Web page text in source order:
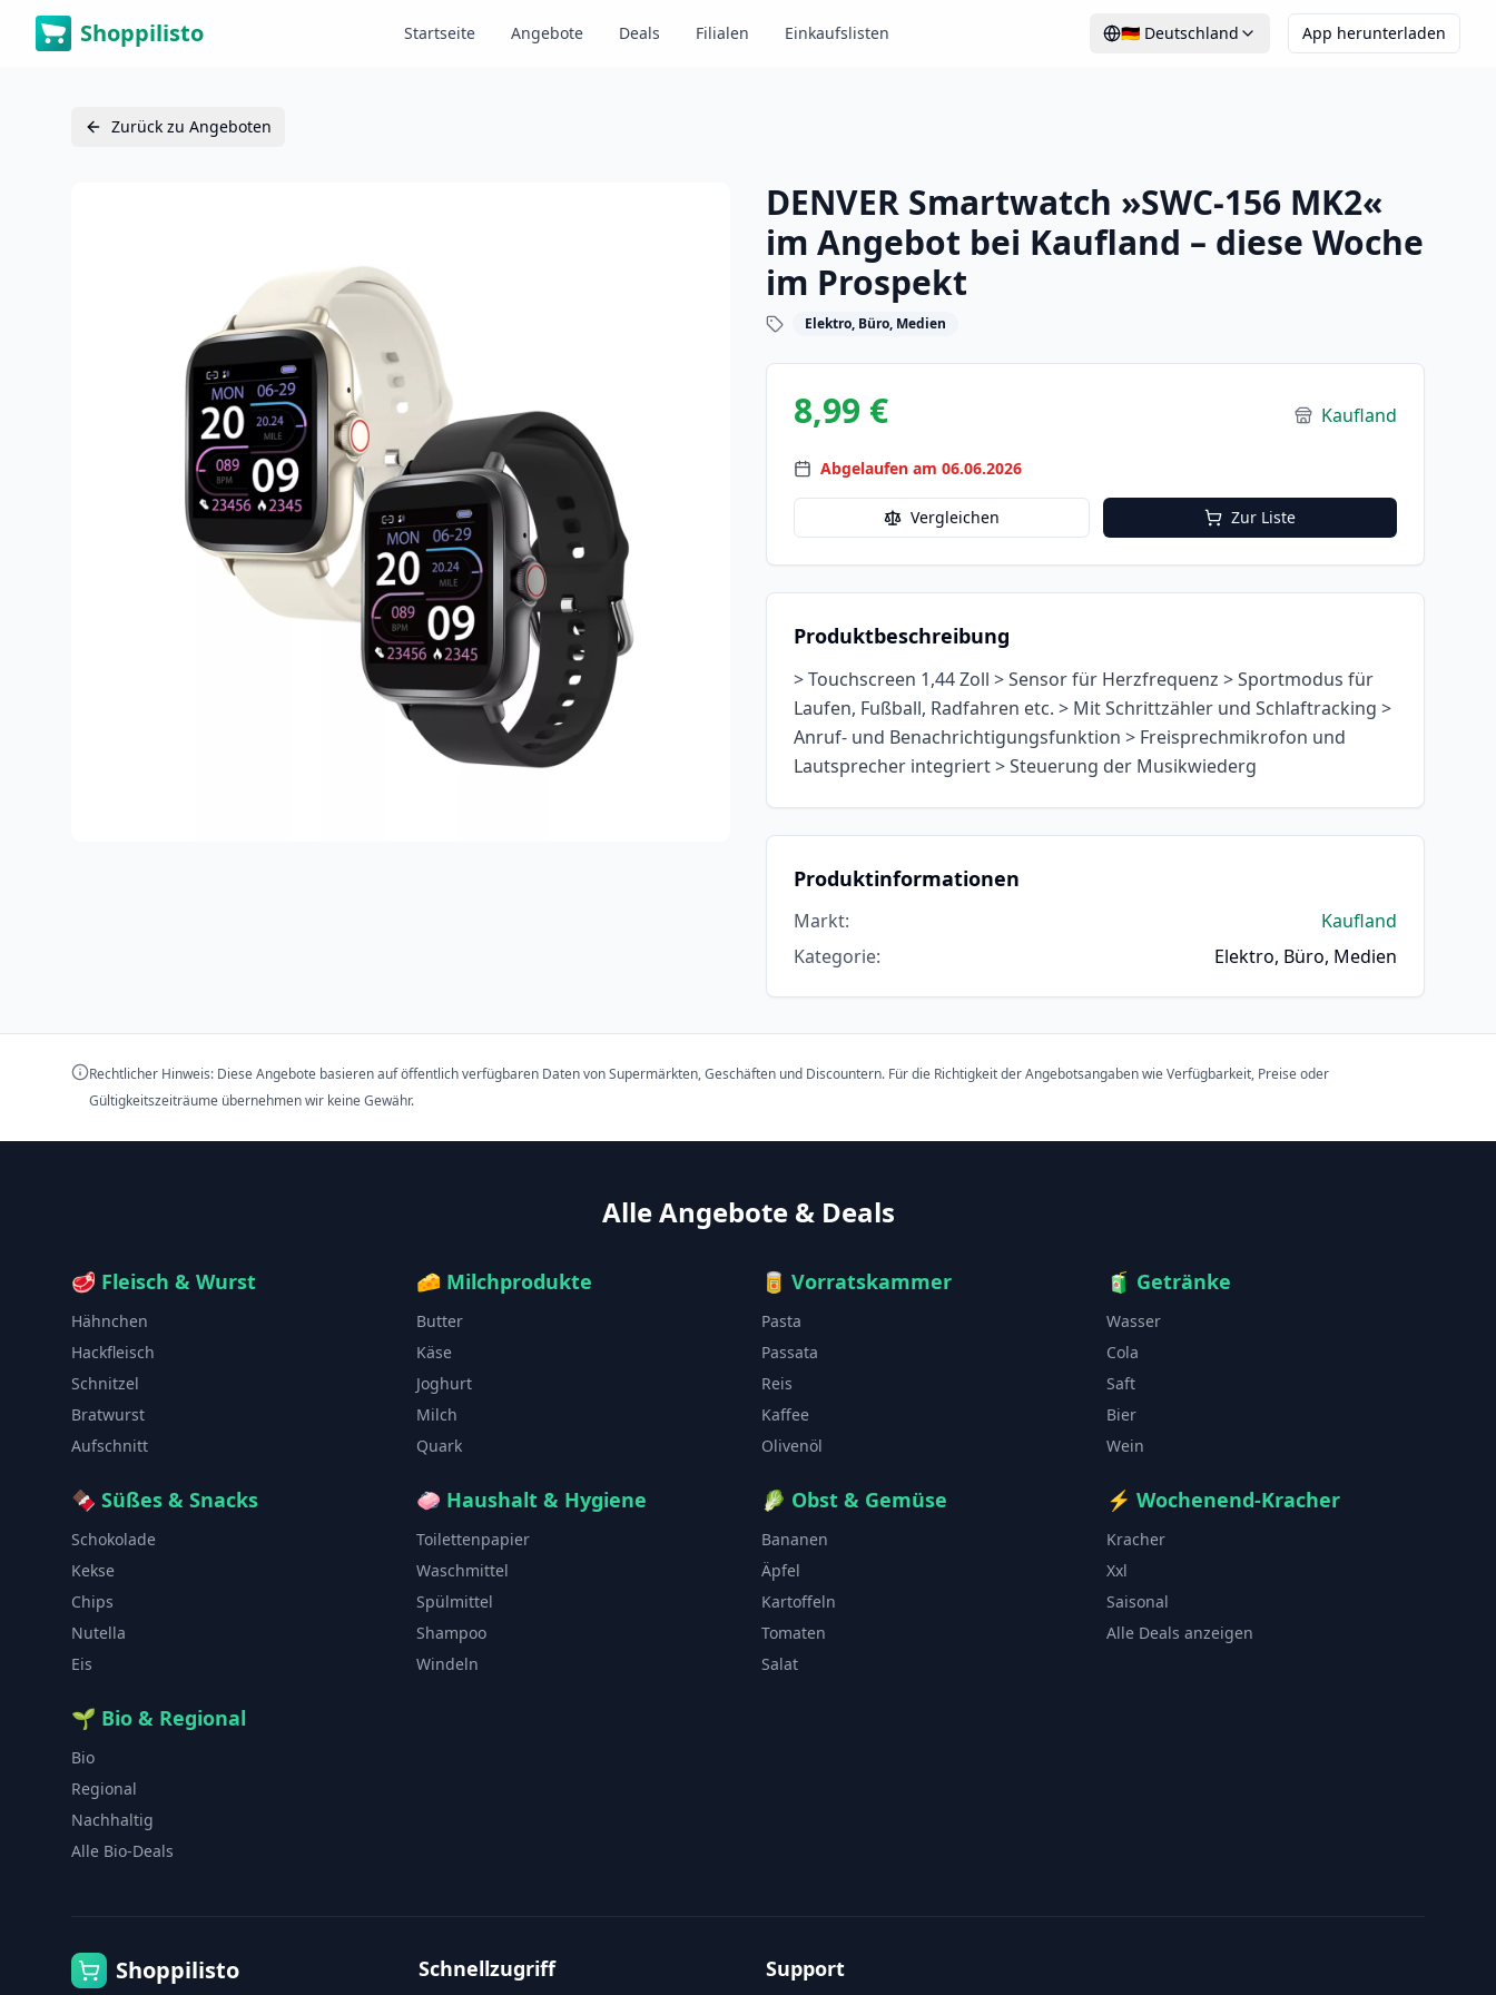
Shoppilisto Startseite Angebote Deals Filialen Einkaufslisten 🇩🇪 Deutschland App herunterladen
Zurück zu Angeboten
DENVER Smartwatch »SWC-156 MK2«
im Angebot bei Kaufland – diese Woche
im Prospekt
Elektro, Büro, Medien
8,99 € Kaufland
Abgelaufen am 06.06.2026
Vergleichen Zur Liste
Produktbeschreibung
> Touchscreen 1,44 Zoll > Sensor für Herzfrequenz > Sportmodus für
Laufen, Fußball, Radfahren etc. > Mit Schrittzähler und Schlaftracking >
Anruf- und Benachrichtigungsfunktion > Freisprechmikrofon und
Lautsprecher integriert > Steuerung der Musikwiederg
Produktinformationen
Markt:
Kaufland
Kategorie: Elektro, Büro, Medien
Rechtlicher Hinweis: Diese Angebote basieren auf öffentlich verfügbaren Daten von Supermärkten, Geschäften und Discountern. Für die Richtigkeit der Angebotsangaben wie Verfügbarkeit, Preise oder
Gültigkeitszeiträume übernehmen wir keine Gewähr.
Alle Angebote & Deals
🥩 Fleisch & Wurst
Hähnchen
Hackfleisch
Schnitzel
Bratwurst
Aufschnitt
🧀 Milchprodukte
Butter
Käse
Joghurt
Milch
Quark
🥫 Vorratskammer
Pasta
Passata
Reis
Kaffee
Olivenöl
🧃 Getränke
Wasser
Cola
Saft
Bier
Wein
🍫 Süßes & Snacks
Schokolade
Kekse
Chips
Nutella
Eis
🧼 Haushalt & Hygiene
Toilettenpapier
Waschmittel
Spülmittel
Shampoo
Windeln
🥬 Obst & Gemüse
Bananen
Äpfel
Kartoffeln
Tomaten
Salat
⚡ Wochenend-Kracher
Kracher
Xxl
Saisonal
Alle Deals anzeigen
🌱 Bio & Regional
Bio
Regional
Nachhaltig
Alle Bio-Deals
Shoppilisto Schnellzugriff Support